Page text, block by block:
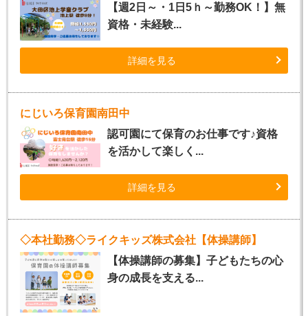
【週2日～・1日5ｈ～勤務OK！】無
資格・未経験...
詳細を見る
にじいろ保育園南田中
認可園にて保育のお仕事です♪資格
を活かして楽しく...
詳細を見る
◇本社勤務◇ライクキッズ株式会社【体操講師】
【体操講師の募集】子どもたちの心
身の成長を支える...